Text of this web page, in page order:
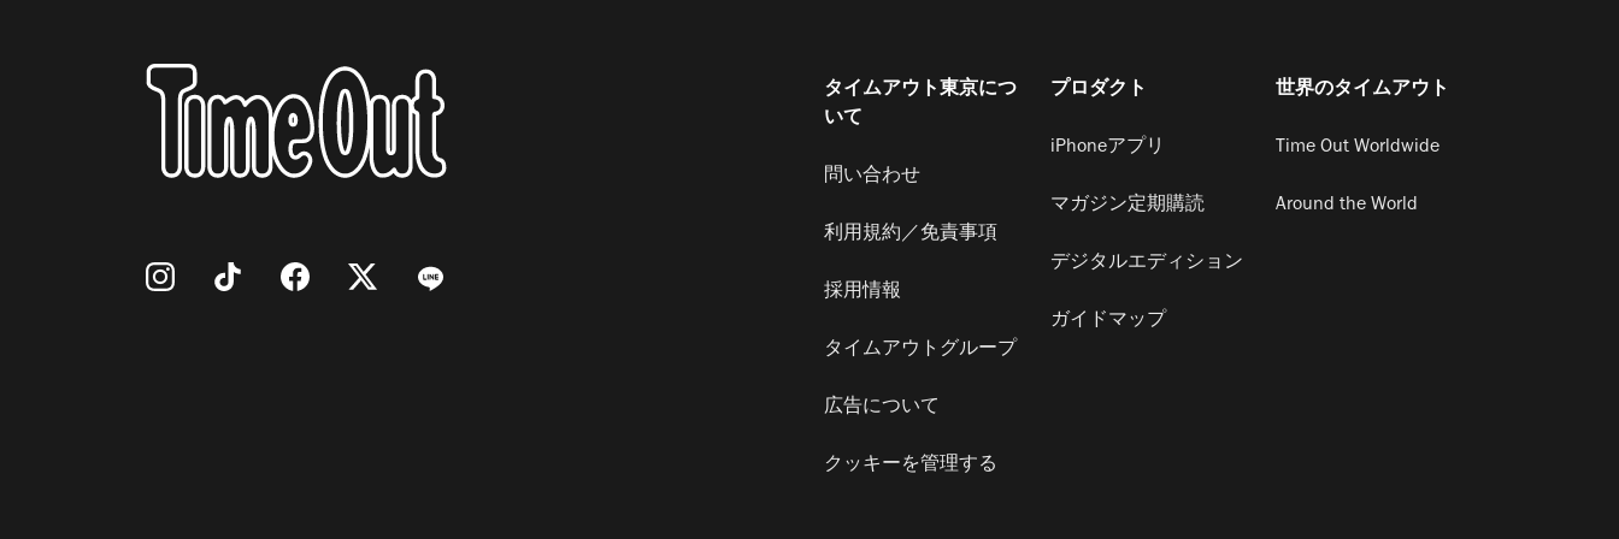
タイムアウト東京につ
いて
問い合わせ
利用規約／免責事項
採用情報
タイムアウトグループ
広告について
クッキーを管理する
プロダクト
iPhoneアプリ
マガジン定期購読
デジタルエディション
ガイドマップ
世界のタイムアウト
Time Out Worldwide
Around the World